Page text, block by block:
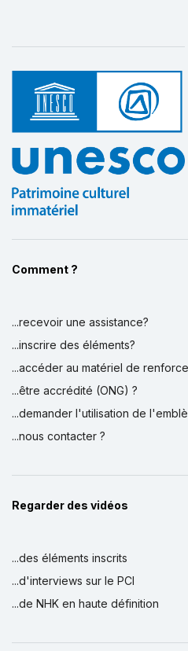
Comment ?
...recevoir une assistance?
...inscrire des éléments?
...accéder au matériel de
...être accrédité (ONG) ?
...demander l'utilisation de
...nous contacter ?
Regarder des vidéos
...des éléments inscrits
...d'interviews sur le PCI
...de NHK en haute définition